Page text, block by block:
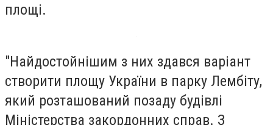
площі.
"Найдостойнішим з них здався варіант
створити площу України в парку Лембіту,
який розташований позаду будівлі
Міністерства закордонних справ. З